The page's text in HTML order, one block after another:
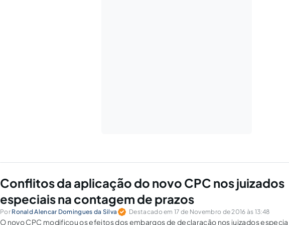
Conflitos da aplicação do novo CPC nos juizados
especiais na contagem de prazos
Por Ronald Alencar Domingues da Silva Destacado em 17 de Novembro de 2016 às 13:48
O novo CPC modificou os efeitos dos embargos de declaração nos juizados